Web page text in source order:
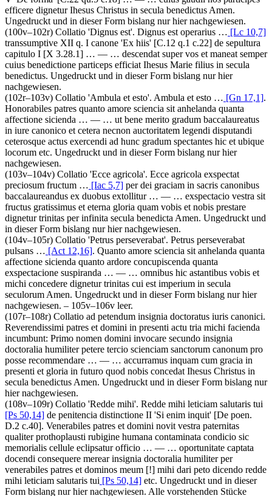
efficere dignetur Ihesus Christus in secula benedictus Amen.
Ungedruckt und in dieser Form bislang nur hier nachgewiesen.
(100v–102r) Collatio 'Dignus est'. Dignus est operarius … [Lc 10,7]
transsumptive XII q. I canone 'Ex hiis' [C.12 q.1 c.22] de sepultura
capitulo I [X 3.28.1] … — … descendat super vos et maneat semper
cuius benedictione particeps efficiat Ihesus Marie filius in secula
benedictus. Ungedruckt und in dieser Form bislang nur hier
nachgewiesen.
(102r–103v) Collatio 'Ambula et esto'. Ambula et esto … [Gn 17,1].
Honorabiles patres quanto amore sciencia sit anhelanda quanta
affectione sicienda … — … ut bene merito gradum baccalaureatus
in iure canonico et cetera necnon auctoritatem legendi disputandi
ceterosque actus exercendi ad hunc gradum spectantes hic et ubique
locorum etc. Ungedruckt und in dieser Form bislang nur hier
nachgewiesen.
(103v–104v) Collatio 'Ecce agricola'. Ecce agricola exspectat
preciosum fructum … [Iac 5,7] per dei graciam in sacris canonibus
baccalaureandus ex duobus extollitur… — … exspectacio vestra sit
fructus gratissimus et eterna gloria quam vobis et nobis prestare
dignetur trinitas per infinita secula benedicta Amen. Ungedruckt und
in dieser Form bislang nur hier nachgewiesen.
(104v–105r) Collatio 'Petrus perseverabat'. Petrus perseverabat
pulsans … [Act 12,16]. Quanto amore sciencia sit anhelanda quanta
affectione sicienda quanto ardore concupiscenda quanta
exspectacione suspiranda … — … omnibus hic astantibus vobis et
michi concedere dignetur trinitas cui est imperium in secula
seculorum Amen. Ungedruckt und in dieser Form bislang nur hier
nachgewiesen. – 105v–106v leer.
(107r–108r) Collatio ad petendum insignia doctoratus iuris canonici.
Reverendissimi patres et domini in presenti actu tria michi facienda
incumbunt: Primo nomen domini invocare secundo insignia
doctoralia humiliter petere tercio scienciam sanctorum canonum pro
posse recommendare … — … accurramus inquam cum gracia in
presenti et gloria in futuro quod nobis concedat Ihesus Christus in
secula benedictus Amen. Ungedruckt und in dieser Form bislang nur
hier nachgewiesen.
(108v–109r) Collatio 'Redde mihi'. Redde mihi leticiam salutaris tui
[Ps 50,14] de penitencia distinctione II 'Si enim inquit' [De poen.
D.2 c.40]. Venerabiles patres et domini novit vestra paternitas
qualiter prothoplausti rubigine humana contaminata condicio sic
memorialis cellule eclipsatur officio … — … oportunitate captata
docendi consequere merear insignia doctoralia humiliter per
venerabiles patres et dominos meum [!] mihi dari peto dicendo redde
mihi leticiam salutaris tui [Ps 50,14] etc. Ungedruckt und in dieser
Form bislang nur hier nachgewiesen. Alle vorstehenden Stücke